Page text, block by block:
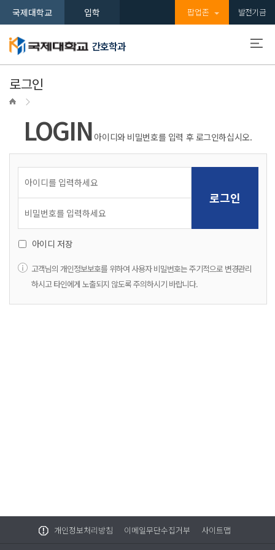
국제대학교 입학 팝업존 발전기금
간호학과
로그인
LOGIN 아이디와 비밀번호를 입력 후 로그인하십시오.
아이디 저장
고객님의 개인정보보호를 위하여 사용자 비밀번호는 주기적으로 변경관리
하시고 타인에게 노출되지 않도록 주의하시기 바랍니다.
개인정보처리방침 이메일무단수집거부 사이트맵